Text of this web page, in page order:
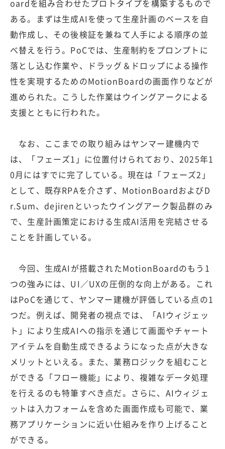
oardを組み合わせたプロトタイプを構築するもので
ある。まずは生成AIを使って生産計画のベースを自
動作成し、その後検証を兼ねて人手による順序の並
べ替えを行う。PoCでは、生産制約をプロンプトに
落とし込む作業や、ドラッグ＆ドロップによる操作
性を実現するためのMotionBoardの画面作りなどが
進められた。こうした作業はウイングアークによる
支援とともに行われた。
なお、ここまでの取り組みはヤンマー建機内で
は、「フェーズ1」に位置付けられており、2025年1
0月にはすでに完了している。現在は「フェーズ2」
として、既存RPAを介さず、MotionBoardおよびD
r.Sum、dejirenといったウイングアーク製品群のみ
で、生産計画策定における生成AI活用を完結させる
ことを計画している。
今回、生成AIが搭載されたMotionBoardのもう1
つの強みには、UI／UXの圧倒的な向上がある。これ
はPoCを通じて、ヤンマー建機が評価している点の1
つだ。例えば、開発者の視点では、「AIウィジェッ
ト」により生成AIへの指示を通じて画面やチャート
アイテムを自動生成できるようになった点が大きな
メリットといえる。また、業務ロジックを組むこと
ができる「フロー機能」により、複雑なデータ処理
を行えるのも特筆すべき点だ。さらに、AIウィジェ
ットは入力フォームを含めた画面作成も可能で、業
務アプリケーションに近い仕組みを作り上げること
ができる。